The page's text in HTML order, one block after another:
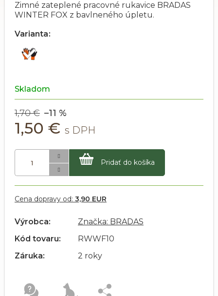
Skladom
1,70 € –11 %
1,50 €
Pridať do košíka
Varianta
Zimné zateplené pracovné rukavice BRADAS
WINTER FOX z bavlneného úpletu.
Cena dopravy od: 3,90 EUR
Výrobca:
Značka: BRADAS
Kód tovaru:
RWWF10
Záruka:
2 roky